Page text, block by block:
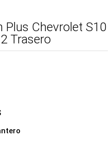
Chevrolet S10
Trasero